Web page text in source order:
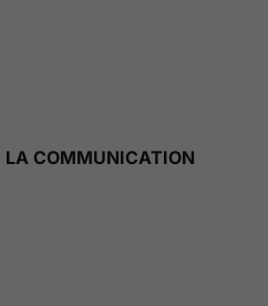
LA COMMUNICATION